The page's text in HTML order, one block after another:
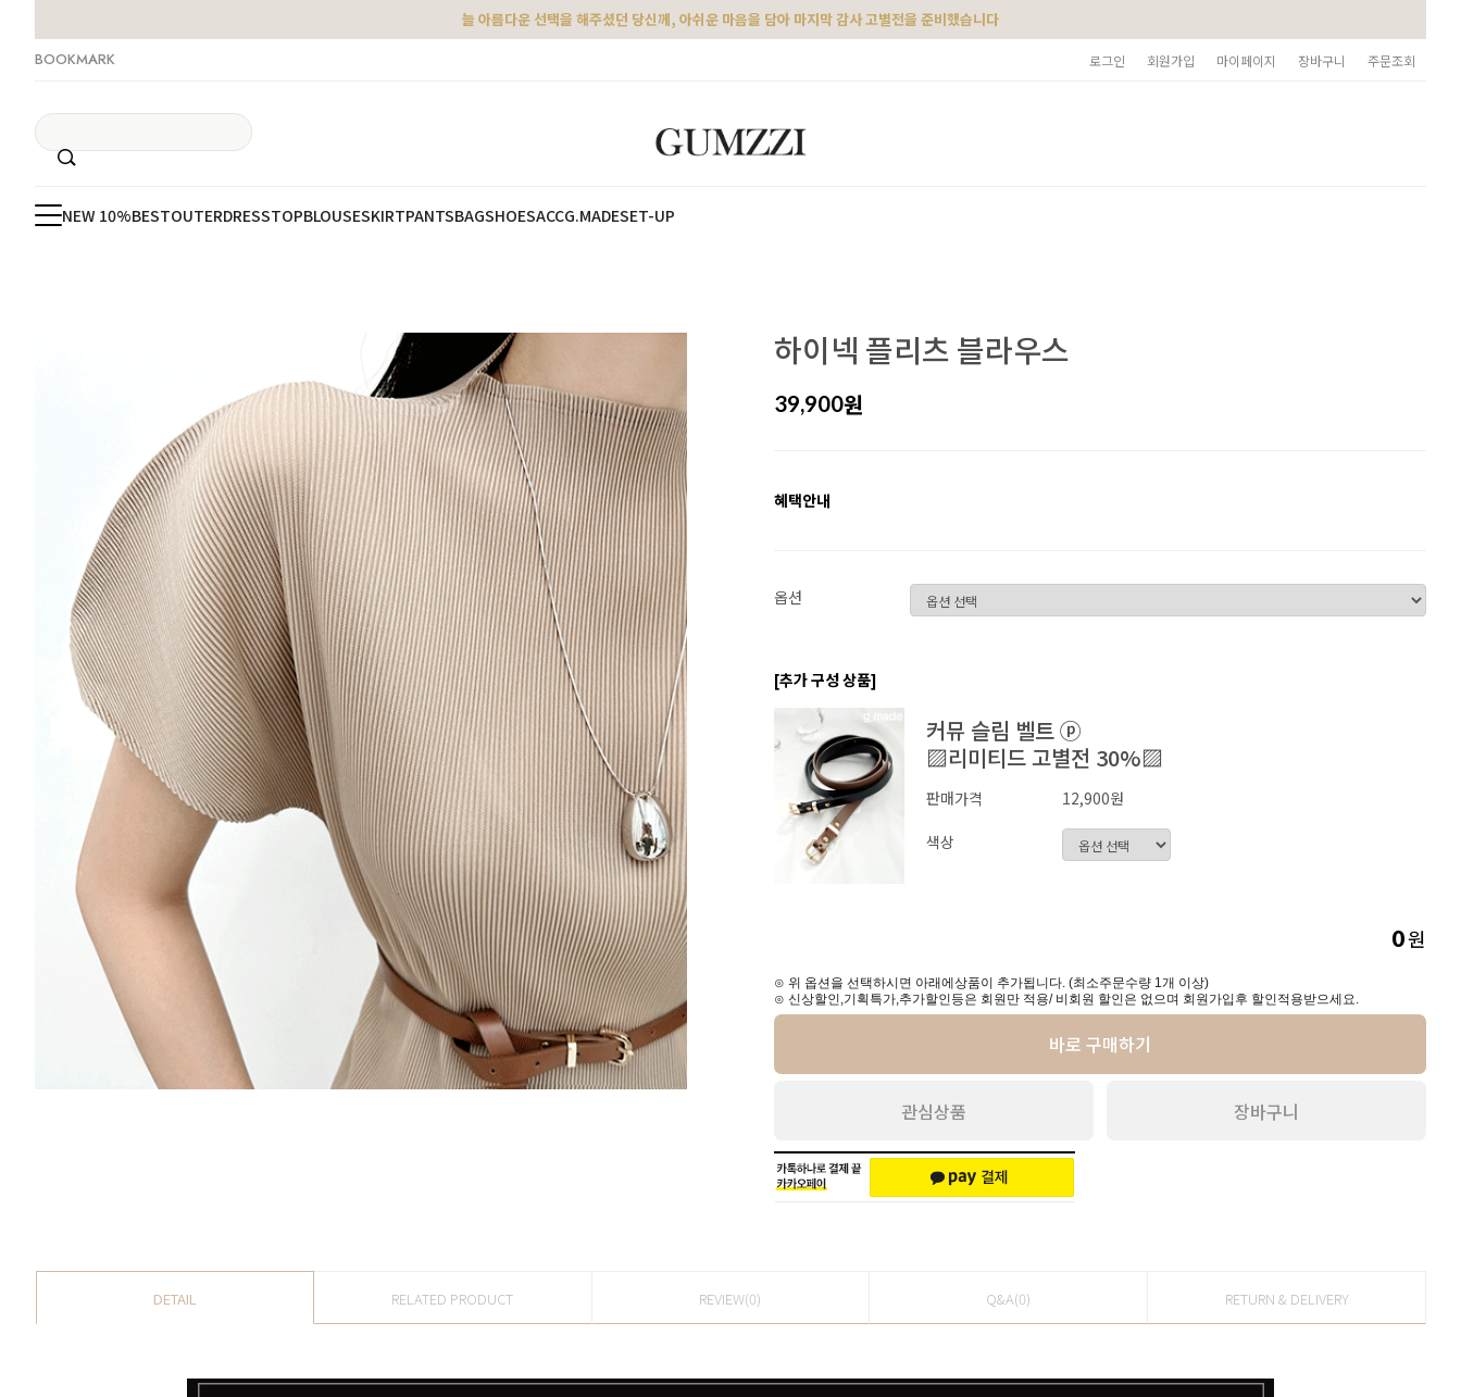
늘 아름다운 선택을 해주셨던 당신께, 아쉬운 마음을 담아 마지막 감사 고별전을 준비했습니다
BOOKMARK
로그인 회원가입 마이페이지 장바구니 주문조회
NEW 10%BESTOUTERDRESSTOPBLOUSESKIRTPANTSBAGSHOESACCG.MADESET-UP
하이넥 플리츠 블라우스
39,900원
혜택안내
옵션
[추가 구성 상품]
커뮤 슬림 벨트 ⓟ
▨리미티드 고별전 30%▨
판매가격
12,900원
색상
0원
⊙ 위 옵션을 선택하시면 아래에상품이 추가됩니다. (최소주문수량 1개 이상)
⊙ 신상할인,기획특가,추가할인등은 회원만 적용/ 비회원 할인은 없으며 회원가입후 할인적용받으세요.
바로 구매하기
관심상품 장바구니
DETAIL RELATED PRODUCT REVIEW(0) Q&A(0) RETURN & DELIVERY